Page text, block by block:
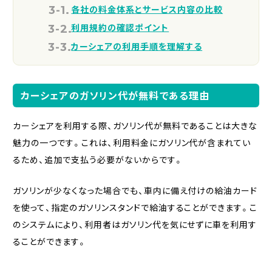
各社の料金体系とサービス内容の比較
利用規約の確認ポイント
カーシェアの利用手順を理解する
カーシェアのガソリン代が無料である理由
カーシェアを利用する際、ガソリン代が無料であることは大きな
魅力の一つです。これは、利用料金にガソリン代が含まれてい
るため、追加で支払う必要がないからです。
ガソリンが少なくなった場合でも、車内に備え付けの給油カード
を使って、指定のガソリンスタンドで給油することができます。こ
のシステムにより、利用者はガソリン代を気にせずに車を利用す
ることができます。